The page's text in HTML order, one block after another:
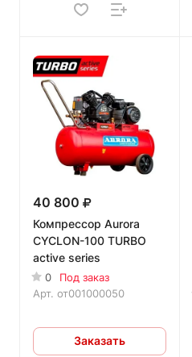
40 800
Компрессор Aurora
CYCLON-100 TURBO
active series
0
Под заказ
Арт. от001000050
Заказать